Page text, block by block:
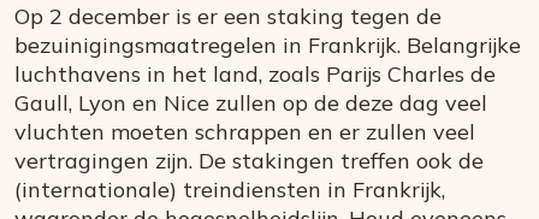
Op 2 december is er een staking tegen de
bezuinigingsmaatregelen in Frankrijk. Belangrijke
luchthavens in het land, zoals Parijs Charles de
Gaull, Lyon en Nice zullen op de deze dag veel
vluchten moeten schrappen en er zullen veel
vertragingen zijn. De stakingen treffen ook de
(internationale) treindiensten in Frankrijk,